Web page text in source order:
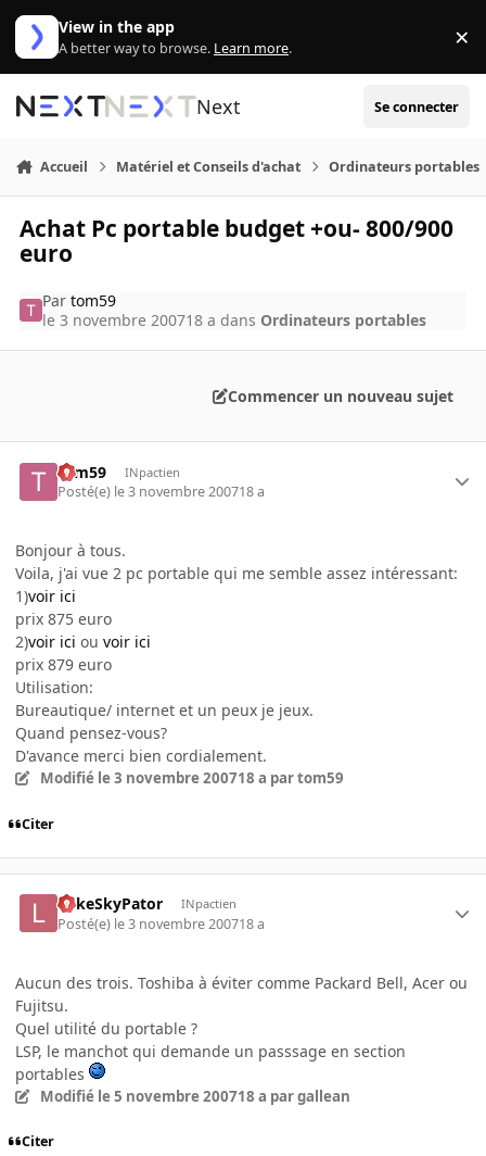
Aller au contenu
View in the app
A better way to browse. Learn more. ×
Next Se connecter
Accueil Matériel et Conseils d'achat Ordinateurs portables
Achat Pc portable budget +ou- 800/900
euro
Partom59
le 3 novembre 200718 a dans Ordinateurs portables
Commencer un nouveau sujet
tom59 INpactien
Posté(e) le 3 novembre 200718 a
Bonjour à tous.
Voila, j'ai vue 2 pc portable qui me semble assez intéressant:
1)voir ici
prix 875 euro
2)voir ici ou voir ici
prix 879 euro
Utilisation:
Bureautique/ internet et un peux je jeux.
Quand pensez-vous?
D'avance merci bien cordialement.
Modifié le 3 novembre 200718 a par tom59
Citer
LukeSkyPator INpactien
Posté(e) le 3 novembre 200718 a
Aucun des trois. Toshiba à éviter comme Packard Bell, Acer ou
Fujitsu.
Quel utilité du portable ?
LSP, le manchot qui demande un passsage en section
portables
Modifié le 5 novembre 200718 a par gallean
Citer